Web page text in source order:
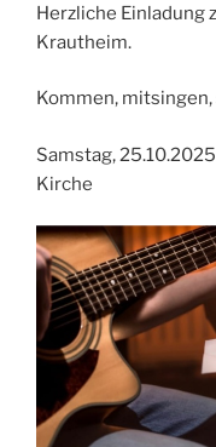
Herzliche Einladung
Krautheim.
Kommen,
Samstag,
Kirche